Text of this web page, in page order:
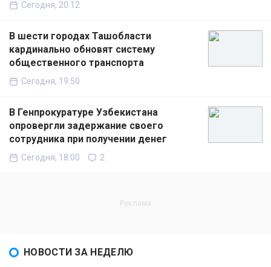
Сегодня, 20:12
В шести городах Ташобласти
кардинально обновят систему
общественного транспорта
Сегодня, 19:50
В Генпрокуратуре Узбекистана
опровергли задержание своего
сотрудника при получении денег
Сегодня, 18:00 2
НОВОСТИ ЗА НЕДЕЛЮ